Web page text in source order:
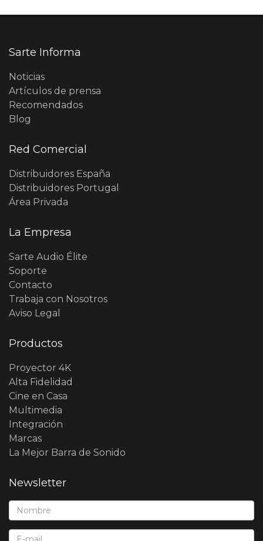
Sarte Informa
Noticias
Artículos de prensa
Recomendados
Blog
Red Comercial
Distribuidores España
Distribuidores Portugal
Área Privada
La Empresa
Sarte Audio Élite
Soporte
Contacto
Trabaja con Nosotros
Aviso Legal
Productos
Proyector 4K
Alta Fidelidad
Cine en Casa
Multimedia
Integración
Marcas
La Mejor Barra de Sonido
Newsletter
Nombre*:
E-Mail*: